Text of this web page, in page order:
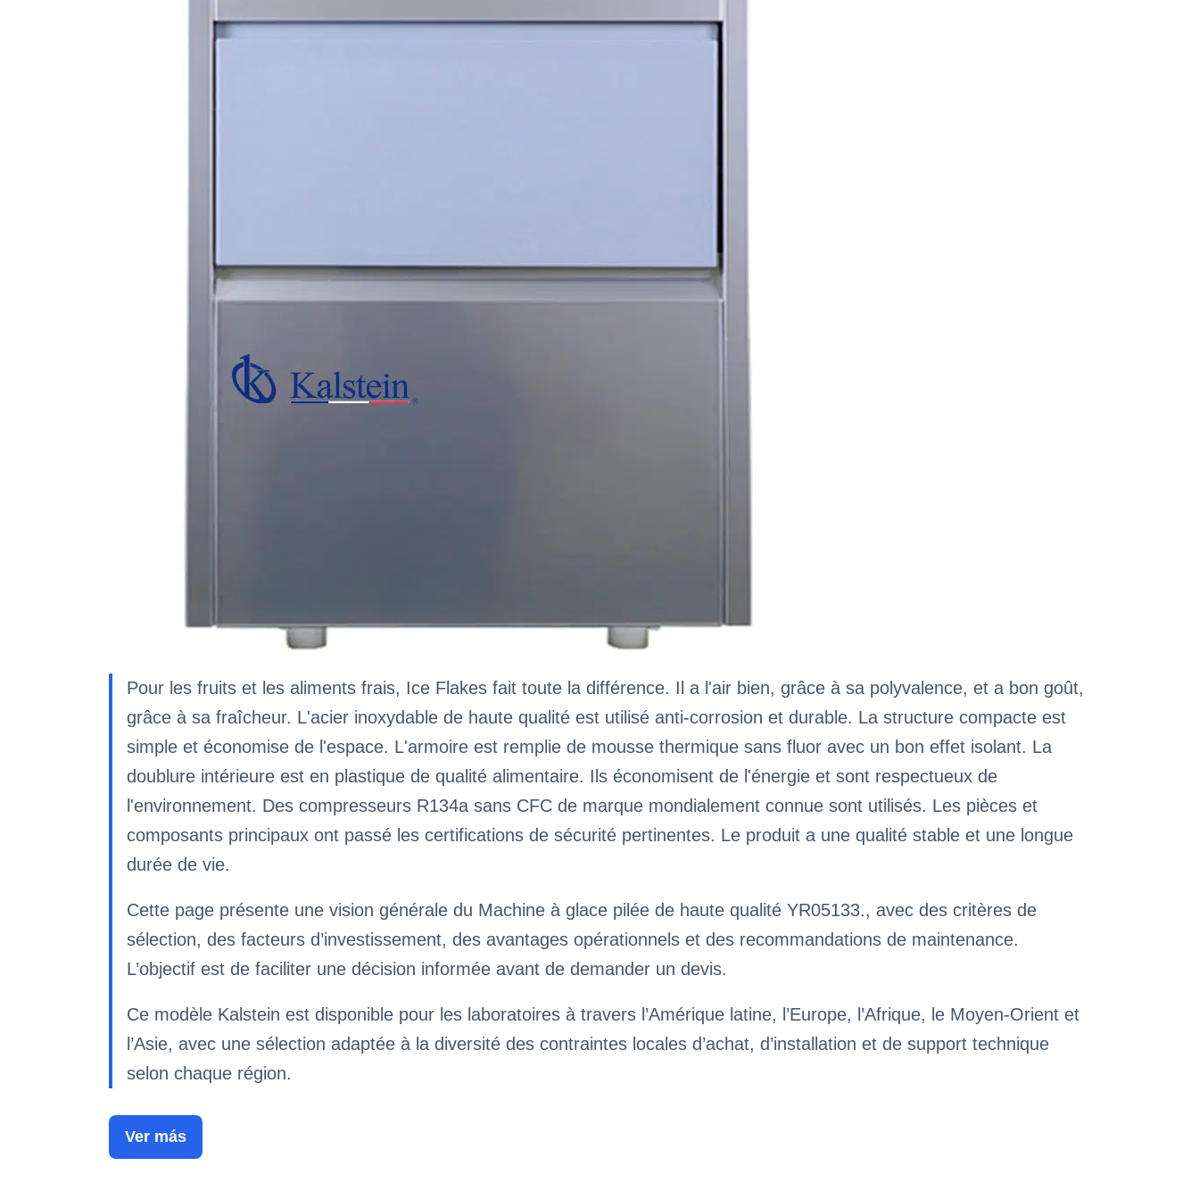
Pour les fruits et les aliments frais, Ice Flakes fait toute la différence. Il a l'air bien, grâce à sa polyvalence, et a bon goût,
grâce à sa fraîcheur. L'acier inoxydable de haute qualité est utilisé anti-corrosion et durable. La structure compacte est
simple et économise de l'espace. L'armoire est remplie de mousse thermique sans fluor avec un bon effet isolant. La
doublure intérieure est en plastique de qualité alimentaire. Ils économisent de l'énergie et sont respectueux de
l'environnement. Des compresseurs R134a sans CFC de marque mondialement connue sont utilisés. Les pièces et
composants principaux ont passé les certifications de sécurité pertinentes. Le produit a une qualité stable et une longue
durée de vie.
Cette page présente une vision générale du Machine à glace pilée de haute qualité YR05133., avec des critères de
sélection, des facteurs d’investissement, des avantages opérationnels et des recommandations de maintenance.
L’objectif est de faciliter une décision informée avant de demander un devis.
Ce modèle Kalstein est disponible pour les laboratoires à travers l’Amérique latine, l’Europe, l’Afrique, le Moyen-Orient et
l’Asie, avec une sélection adaptée à la diversité des contraintes locales d’achat, d’installation et de support technique
selon chaque région.
Ver más